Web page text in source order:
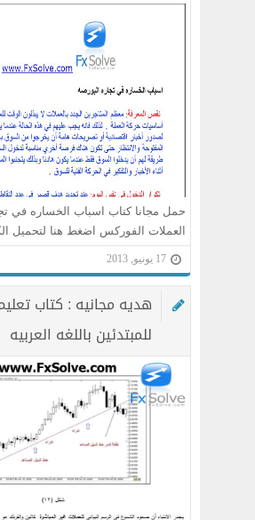
حمل مجانا كتاب اسباب الخساره في
العملات الفوركس اضغط هنا لتحميل
17 يونيو, 2013
هديه مجانيه : كتاب
للمبتدئين باللغه العربيه